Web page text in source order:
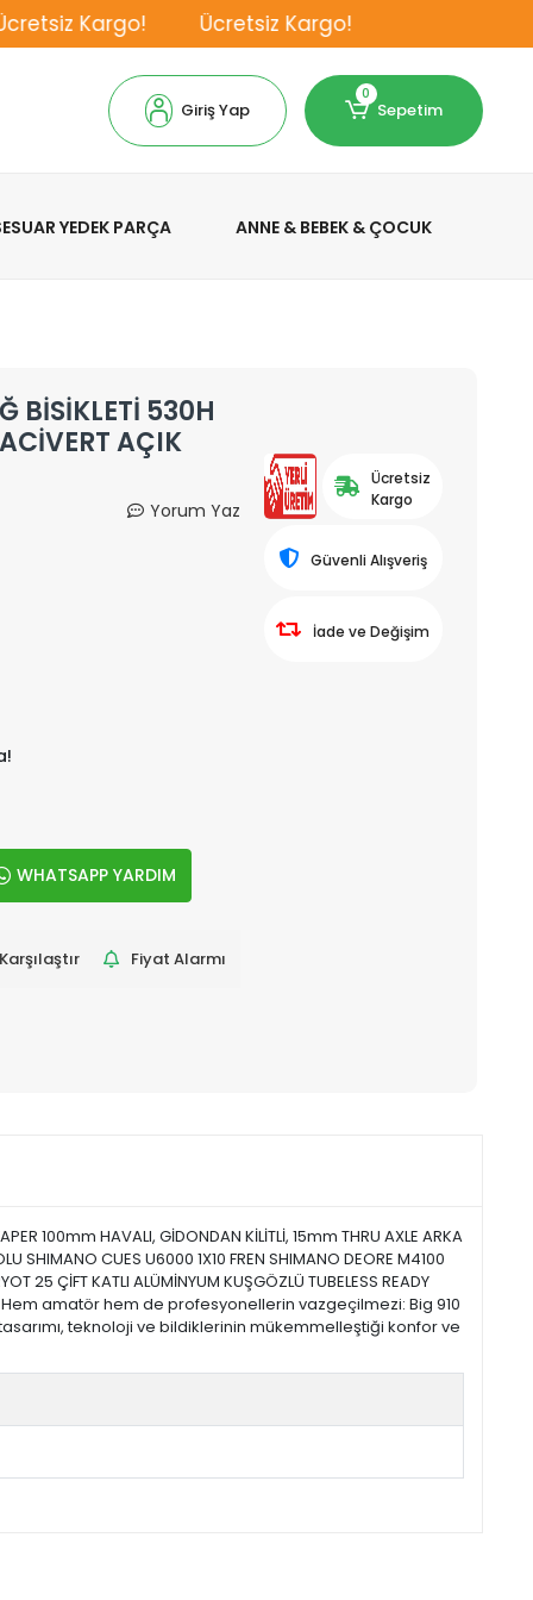
Kargo! Ücretsiz Kargo!
Giriş Yap
0
Sepetim
YEDEK PARÇA ANNE & BEBEK & ÇOCUK
BİSİKLETİ 530H
AÇIK
Yorum Yaz
WHATSAPP YARDIM
Karşılaştır
Fiyat Alarmı
Ücretsiz
Kargo
Güvenli Alışveriş
İade ve Değişim
100mm HAVALI, GİDONDAN KİLİTLİ, 15mm THRU AXLE ARKA
SHIMANO CUES U6000 1X10 FREN SHIMANO DEORE M4100
ÇİFT KATLI ALÜMİNYUM KUŞGÖZLÜ TUBELESS READY
Hem amatör hem de profesyonellerin vazgeçilmezi: Big 910
teknoloji ve bildiklerinin mükemmelleştiği konfor ve